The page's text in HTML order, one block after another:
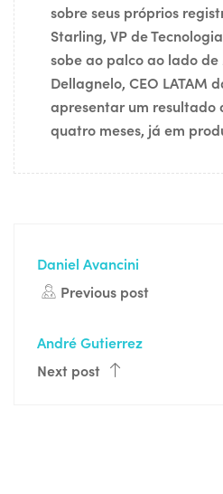
sobre seus próprios
Starling, VP de
sobe ao palco ao lado
Dellagnelo, CEO LATAM
apresentar um resultado
quatro meses, já em
Daniel Avancini
Previous post
André Gutierrez
Next post